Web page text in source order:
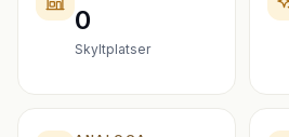
0
Skyltplatser